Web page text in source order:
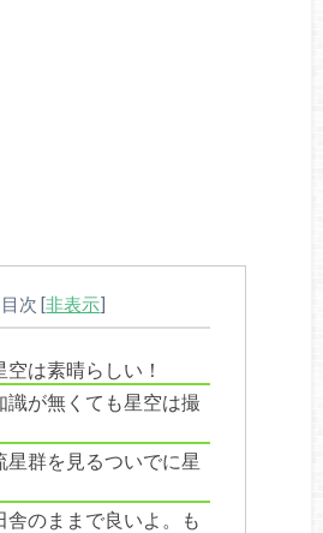
目次 [非表示]
は素晴らしい！
識が無くても星空は撮
群を見るついでに星
のままで良いよ。も